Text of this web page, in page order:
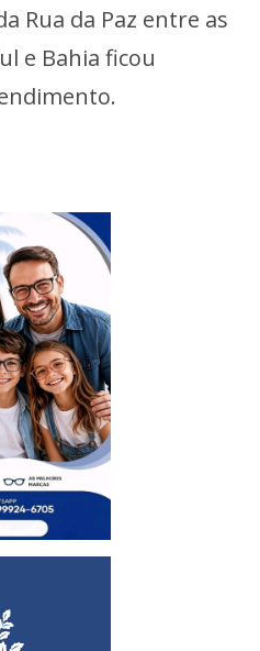
Rua da Paz entre as
e Bahia ficou